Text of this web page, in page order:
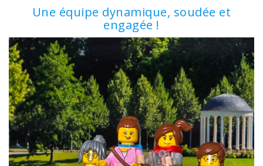
Une équipe dynamique, soudée et
engagée !